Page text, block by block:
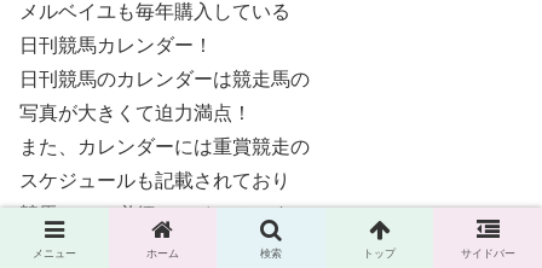
メルベイユも毎年購入している
日刊競馬カレンダー！
日刊競馬のカレンダーは競走馬の
写真が大きくて迫力満点！
また、カレンダーには重賞競走の
スケジュールも記載されており
競馬ファン必須のアイテムです。
メニュー ホーム 検索 トップ サイドバー